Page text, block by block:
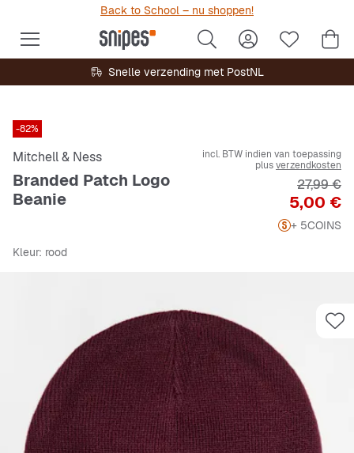
Back to School – nu shoppen!
Snelle verzending met PostNL
-82%
Mitchell & Ness
Branded Patch Logo
Beanie
incl. BTW indien van toepassing
plusverzendkosten
Prijs
5,00 €
27,99 €
+ 5COINS
Kleur: rood